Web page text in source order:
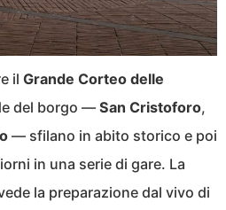
il Grande Corteo delle
del borgo —San Cristoforo,
— sfilano in abito storico e poi
in una serie di gare. La
la preparazione dal vivo di